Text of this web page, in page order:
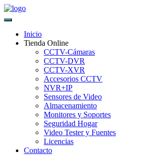
Inicio
Tienda Online
CCTV-Cámaras
CCTV-DVR
CCTV-XVR
Accesorios CCTV
NVR+IP
Sensores de Video
Almacenamiento
Monitores y Soportes
Seguridad Hogar
Video Tester y Fuentes
Licencias
Contacto